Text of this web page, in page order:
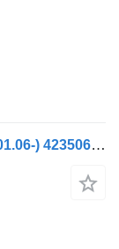
Енергоакумулятор WABCO K-series (01.06-) 4235061430 до автобуса Scania K,N,F-series bus (2006-)